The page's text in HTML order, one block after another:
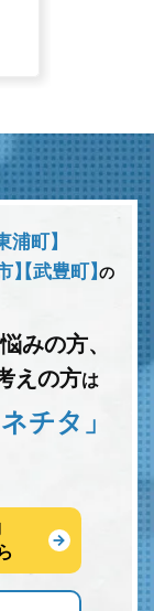
浦町】
】
【武豊町】の
みの方、
えの方は
チタ」